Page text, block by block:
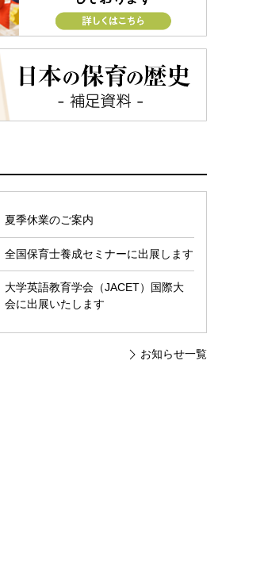
夏季休業のご案内
全国保育士養成セミナーに出展します
大学英語教育学会（JACET）国際大
会に出展いたします
お知らせ一覧